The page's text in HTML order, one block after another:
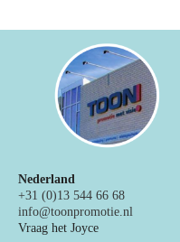
Nederland
+31 (0)13 544 66 68
info@toonpromotie.nl
Vraag het Joyce